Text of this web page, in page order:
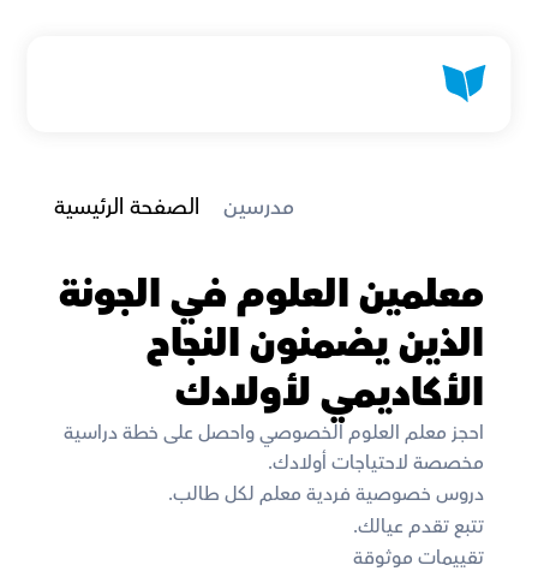
الصفحة الرئيسية مدرسين
معلمين العلوم في الجونة
الذين يضمنون النجاح
الأكاديمي لأولادك
احجز معلم العلوم الخصوصي واحصل على خطة دراسية
مخصصة لاحتياجات أولادك.
دروس خصوصية فردية معلم لكل طالب.
تتبع تقدم عيالك.
تقييمات موثوقة